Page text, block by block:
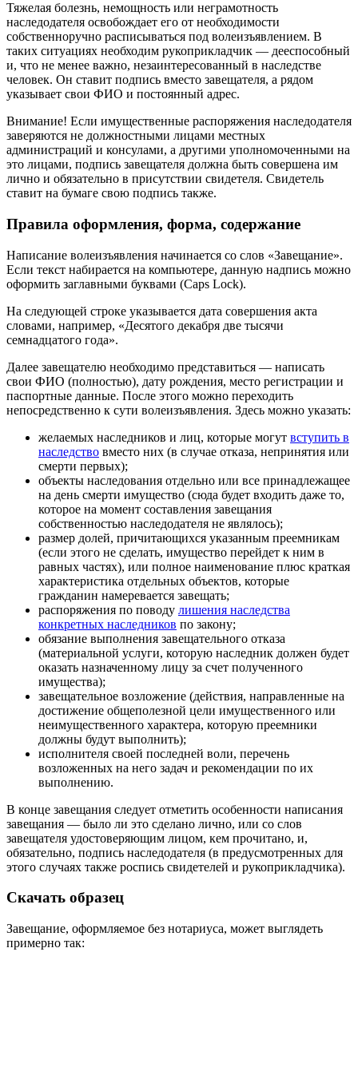
Тяжелая болезнь, немощность или неграмотность
наследодателя освобождает его от необходимости
собственноручно расписываться под волеизъявлением. В
таких ситуациях необходим рукоприкладчик — дееспособный
и, что не менее важно, незаинтересованный в наследстве
человек. Он ставит подпись вместо завещателя, а рядом
указывает свои ФИО и постоянный адрес.
Внимание! Если имущественные распоряжения наследодателя
заверяются не должностными лицами местных
администраций и консулами, а другими уполномоченными на
это лицами, подпись завещателя должна быть совершена им
лично и обязательно в присутствии свидетеля. Свидетель
ставит на бумаге свою подпись также.
Правила оформления, форма, содержание
Написание волеизъявления начинается со слов «Завещание».
Если текст набирается на компьютере, данную надпись можно
оформить заглавными буквами (Caps Lock).
На следующей строке указывается дата совершения акта
словами, например, «Десятого декабря две тысячи
семнадцатого года».
Далее завещателю необходимо представиться — написать
свои ФИО (полностью), дату рождения, место регистрации и
паспортные данные. После этого можно переходить
непосредственно к сути волеизъявления. Здесь можно указать:
желаемых наследников и лиц, которые могут вступить в
наследство вместо них (в случае отказа, непринятия или
смерти первых);
объекты наследования отдельно или все принадлежащее
на день смерти имущество (сюда будет входить даже то,
которое на момент составления завещания
собственностью наследодателя не являлось);
размер долей, причитающихся указанным преемникам
(если этого не сделать, имущество перейдет к ним в
равных частях), или полное наименование плюс краткая
характеристика отдельных объектов, которые
гражданин намеревается завещать;
распоряжения по поводу лишения наследства
конкретных наследников по закону;
обязание выполнения завещательного отказа
(материальной услуги, которую наследник должен будет
оказать назначенному лицу за счет полученного
имущества);
завещательное возложение (действия, направленные на
достижение общеполезной цели имущественного или
неимущественного характера, которую преемники
должны будут выполнить);
исполнителя своей последней воли, перечень
возложенных на него задач и рекомендации по их
выполнению.
В конце завещания следует отметить особенности написания
завещания — было ли это сделано лично, или со слов
завещателя удостоверяющим лицом, кем прочитано, и,
обязательно, подпись наследодателя (в предусмотренных для
этого случаях также роспись свидетелей и рукоприкладчика).
Скачать образец
Завещание, оформляемое без нотариуса, может выглядеть
примерно так: